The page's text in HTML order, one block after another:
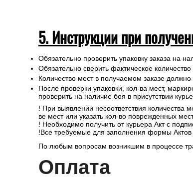
5. Инструкции при
Обязательно проверить упаковку заказа на
Обязательно сверить фактическое
Количество мест в получаемом заказе должно
После проверки упаковки, кол-ва мест,
проверить на наличие боя в присутствии
! При выявлении несоответствия количества
ве мест или указать кол-во поврежденных
! Необходимо получить от курьера Акт с
!Все требуемые для заполнения формы
По любым вопросам возникшим в процессе
Оплата